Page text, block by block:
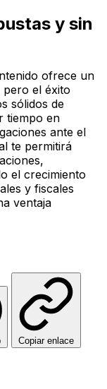
y sin
ofrece un
pero el éxito
sólidos de
tiempo en
ante el
te permitirá
el crecimiento
y fiscales
ventaja
Copiar enlace